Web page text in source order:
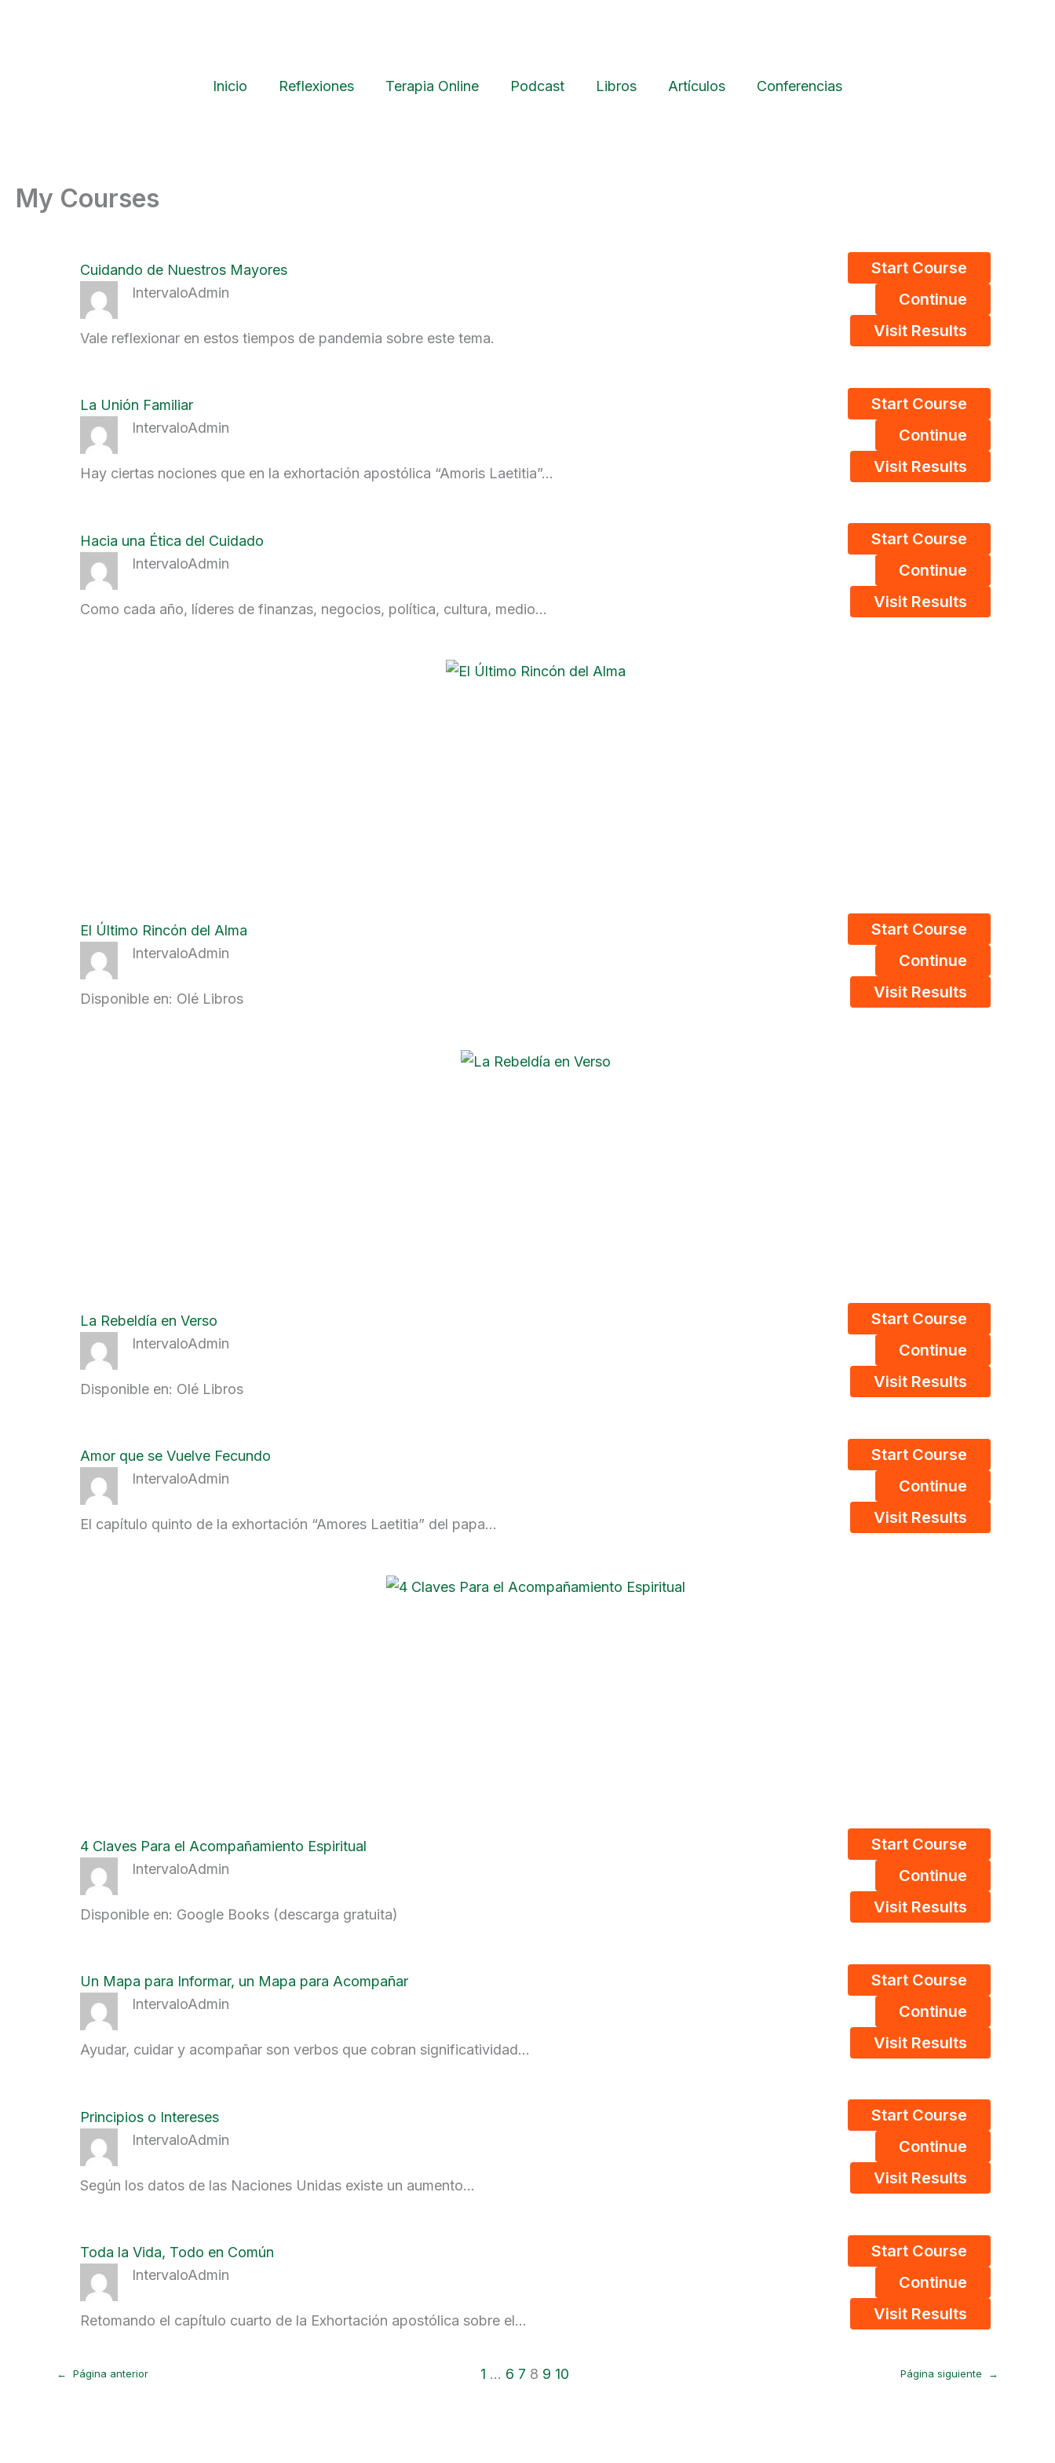
Inicio
Reflexiones Terapia Online Podcast Libros Artículos Conferencias
My Courses
Cuidando de Nuestros Mayores
IntervaloAdmin
Vale reflexionar en estos tiempos de pandemia sobre este tema.
Start Course
Continue
Visit Results
La Unión Familiar
IntervaloAdmin
Hay ciertas nociones que en la exhortación apostólica “Amoris Laetitia”…
Start Course
Continue
Visit Results
Hacia una Ética del Cuidado
IntervaloAdmin
Como cada año, líderes de finanzas, negocios, política, cultura, medio…
Start Course
Continue
Visit Results
El Último Rincón del Alma
IntervaloAdmin
Disponible en: Olé Libros
Start Course
Continue
Visit Results
La Rebeldía en Verso
IntervaloAdmin
Disponible en: Olé Libros
Start Course
Continue
Visit Results
Amor que se Vuelve Fecundo
IntervaloAdmin
El capítulo quinto de la exhortación “Amores Laetitia” del papa…
Start Course
Continue
Visit Results
4 Claves Para el Acompañamiento Espiritual
IntervaloAdmin
Disponible en: Google Books (descarga gratuita)
Start Course
Continue
Visit Results
Un Mapa para Informar, un Mapa para Acompañar
IntervaloAdmin
Ayudar, cuidar y acompañar son verbos que cobran significatividad…
Start Course
Continue
Visit Results
Principios o Intereses
IntervaloAdmin
Según los datos de las Naciones Unidas existe un aumento…
Start Course
Continue
Visit Results
Toda la Vida, Todo en Común
IntervaloAdmin
Retomando el capítulo cuarto de la Exhortación apostólica sobre el…
Start Course
Continue
Visit Results
← Página anterior 1 … 6 7 8 9 10 Página siguiente →